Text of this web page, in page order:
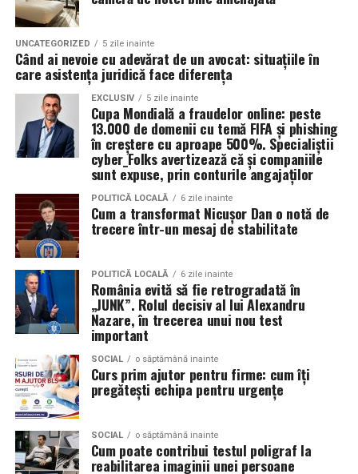
Informații oficiale complete despre finanțările din
fonduri structurale: mfe.gov.ro
Pentru o experienta cat mai relaxata, organizatorii
recomanda sosirea cat mai devreme, in special in prima
zi de festival.
Accesul participantilor este permis pana la ora 23:30 in
fiecare dintre cele trei zile.
Persoanele acreditate (presa, parteneri si guestlist) isi
pot ridica acreditarile zilnic intre orele 08:00 si 20:00,
procesarea acestora incheindu-se dupa ora 20:00.
Festivalul ramane deschis partial pana la ora 05:00
dimineata.
Cum ajungi la Summer Well
Autobuz
Cursele speciale pleaca din Bucuresti, din apropierea
statiei de metrou Straulesti, la intervale de aproximativ
15–30 de minute.
Primele plecari:
Vineri – 15:30
UNCATEGORIZED 5 zile inainte
Când ai nevoie cu adevărat de un avocat: situațiile în
care asistența juridică face diferența
EXCLUSIV 5 zile inainte
Cupa Mondială a fraudelor online: peste
13.000 de domenii cu temă FIFA și phishing
în creștere cu aproape 500%. Specialiștii
cyber_Folks avertizează că și companiile
sunt expuse, prin conturile angajaților
POLITICĂ LOCALĂ 6 zile inainte
Cum a transformat Nicușor Dan o notă de
trecere într-un mesaj de stabilitate
POLITICĂ LOCALĂ 6 zile inainte
România evită să fie retrogradată în
„JUNK”. Rolul decisiv al lui Alexandru
Nazare, în trecerea unui nou test
important
SOCIAL o săptămână inainte
Curs prim ajutor pentru firme: cum îți
pregătești echipa pentru urgențe
SOCIAL o săptămână inainte
Cum poate contribui testul poligraf la
reabilitarea imaginii unei persoane